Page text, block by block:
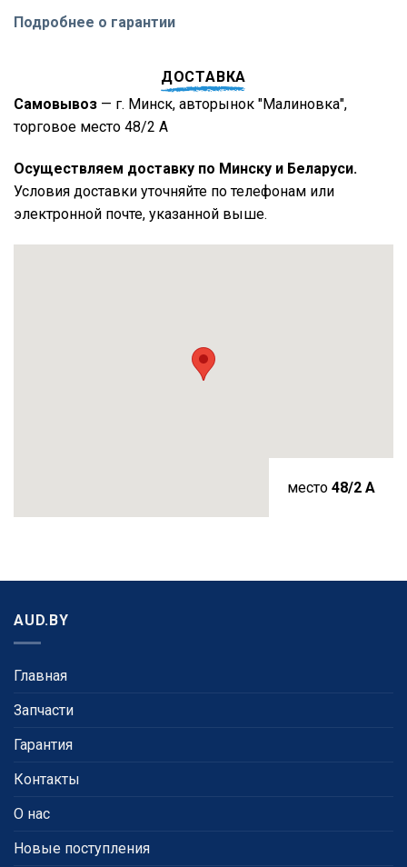
Подробнее о гарантии
ДОСТАВКА
Самовывоз — г. Минск, авторынок "Малиновка",
торговое место 48/2 А
Осуществляем доставку по Минску и Беларуси.
Условия доставки уточняйте по телефонам или
электронной почте, указанной выше.
место 48/2 A
AUD.BY
Главная
Запчасти
Гарантия
Контакты
О нас
Новые поступления